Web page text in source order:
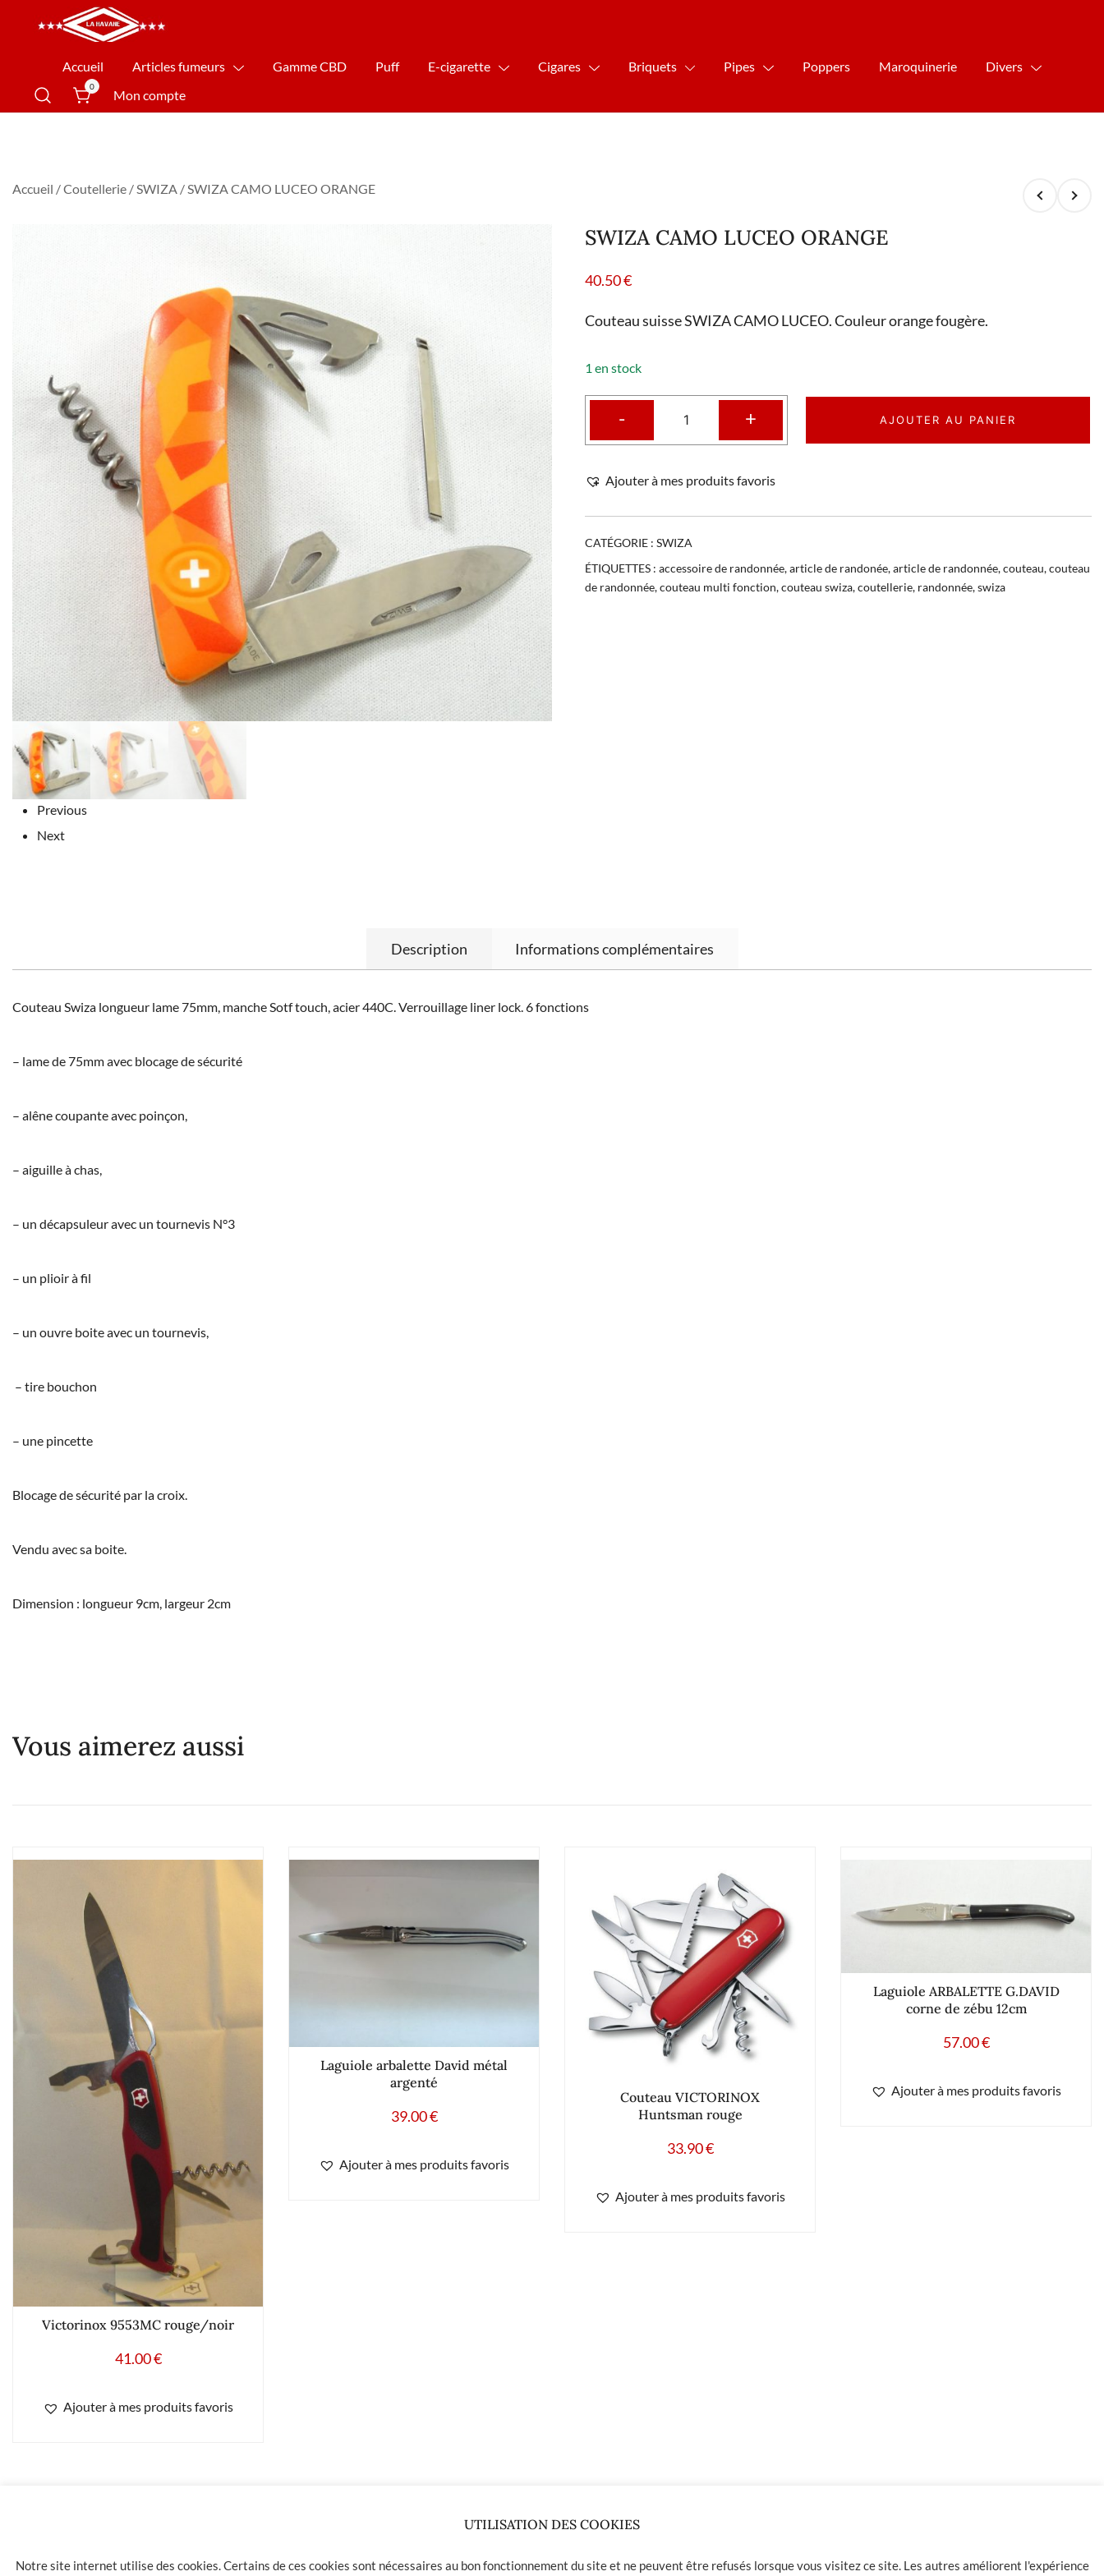
La Havane Nîmes
Accueil Articles fumeurs Gamme CBD Puff E-cigarette Cigares Briquets Pipes Poppers Maroquinerie Divers
0
Mon compte
Accueil /Coutellerie /SWIZA / SWIZA CAMO LUCEO ORANGE
Previous
Next
SWIZA CAMO LUCEO ORANGE
40.50€
Couteau suisse SWIZA CAMO LUCEO. Couleur orange fougère.
1 en stock
- + AJOUTER AU PANIER
Ajouter à mes produits favoris
CATÉGORIE : SWIZA
ÉTIQUETTES : accessoire de randonnée,article de randonée,article de randonnée,couteau,couteau
de randonnée,couteau multi fonction,couteau swiza,coutellerie, randonnée,swiza
Description Informations complémentaires
Couteau Swiza longueur lame 75mm, manche Sotf touch, acier 440C. Verrouillage liner lock. 6 fonctions
– lame de 75mm avec blocage de sécurité
– alêne coupante avec poinçon,
– aiguille à chas,
– un décapsuleur avec un tournevis N°3
– un plioir à fil
– un ouvre boite avec un tournevis,
– tire bouchon
– une pincette
Blocage de sécurité par la croix.
Vendu avec sa boite.
Dimension : longueur 9cm, largeur 2cm
Vous aimerez aussi
Victorinox 9553MC rouge/noir
41.00€
Ajouter à mes produits favoris
Laguiole arbalette David métal
argenté
39.00€
Ajouter à mes produits favoris
Couteau VICTORINOX
Huntsman rouge
33.90€
Ajouter à mes produits favoris
Laguiole ARBALETTE G.DAVID
corne de zébu 12cm
57.00€
Ajouter à mes produits favoris
UTILISATION DES COOKIES
Notre site internet utilise des cookies. Certains de ces cookies sont nécessaires au bon fonctionnement du site et ne peuvent être refusés lorsque vous visitez ce site. Les autres améliorent l'expérience